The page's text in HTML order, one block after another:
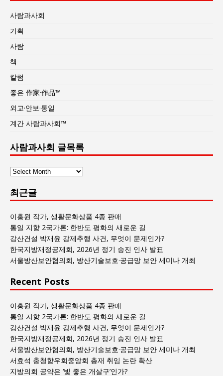
사람과사회
기획
사람
책
칼럼
좋은 作家·作品™
외교·안보·통일
계간 사람과사회™
사람과사회 글목록
사
과
사
회
글
목
록
최근글
이홍원 작가, 생활문화상품 4종 판매
통일 지향 2국가론: 한반도 평화의 새로운 길
강산건설 박재윤 강제추행 사건, 무엇이 문제인가?
한국지방재정공제회, 2026년 정기 승진 인사 발표
서울방산보안협의회, 방산기술보호·공급망 보안 세미나 개최
Recent Posts
이홍원 작가, 생활문화상품 4종 판매
통일 지향 2국가론: 한반도 평화의 새로운 길
강산건설 박재윤 강제추행 사건, 무엇이 문제인가?
한국지방재정공제회, 2026년 정기 승진 인사 발표
서울방산보안협의회, 방산기술보호·공급망 보안 세미나 개최
서효석 충청향우회중앙회 총재 취임 논란 확산
지방의회 공약은 ‘빛 좋은 개살구’인가?